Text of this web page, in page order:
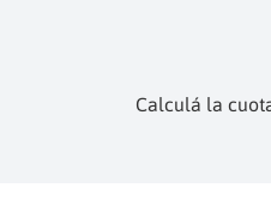
Calculá la